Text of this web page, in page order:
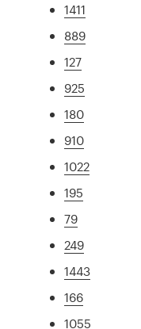
1411
889
127
925
180
910
1022
195
79
249
1443
166
1055